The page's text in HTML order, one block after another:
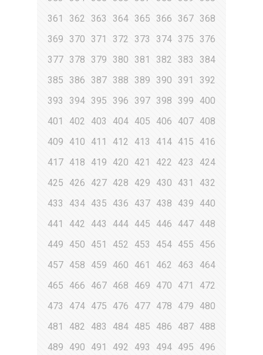
361
362 363 364 365 366 367 368
369
370 371 372 373 374 375 376
377 378 379 380 381 382 383
384
385
386 387 388 389 390 391
392
393
394 395 396 397 398 399
400
401
402 403 404 405 406 407 408
409
410 411 412 413 414 415
416
417 418 419 420 421 422 423
424
425
426 427 428 429 430 431
432
433
434 435 436 437 438 439
440
441
442 443 444 445 446 447 448
449
450 451 452 453 454 455
456
457 458 459 460 461 462 463
464
465
466 467 468 469 470 471
472
473
474 475 476 477 478 479
480
481
482 483 484 485 486 487 488
489
490 491 492 493 494 495 496